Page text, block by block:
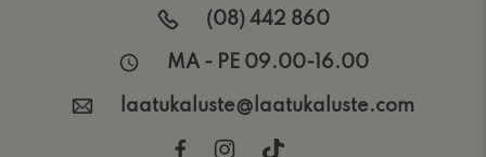
(08) 442 860
MA - PE 09.00-16.00
laatukaluste@laatukaluste.com